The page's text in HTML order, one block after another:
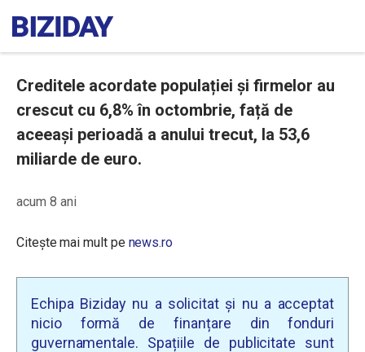
Creditele acordate populației și firmelor au
crescut cu 6,8% în octombrie, față de
aceeași perioadă a anului trecut, la 53,6
miliarde de euro.
acum 8 ani
Citește mai mult pe news.ro
Echipa Biziday nu a solicitat și nu a acceptat
nicio formă de finanțare din fonduri
guvernamentale. Spațiile de publicitate sunt